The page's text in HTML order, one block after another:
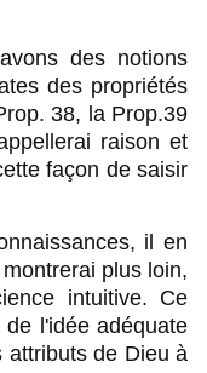
des notions
des propriétés
38, la Prop.39
raison et
façon de saisir
il en
plus loin,
intuitive. Ce
l'idée adéquate
attributs de Dieu à